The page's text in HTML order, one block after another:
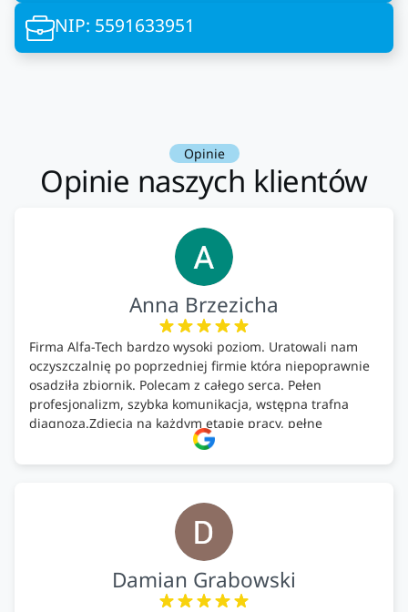
NIP: 5591633951
Opinie
Opinie naszych klientów
Anna Brzezicha
Firma Alfa-Tech bardzo wysoki poziom. Uratowali nam
oczyszczalnię po poprzedniej firmie która niepoprawnie
osadziła zbiornik. Polecam z całego serca. Pełen
profesjonalizm, szybka komunikacja, wstępna trafna
diagnoza.Zdjęcia na każdym etapie pracy, pełne
doradztwo.Dobrze wyszkoleni i znający się na rzeczy.
Podsumowując ekipa na wysokim poziomie, rzetelna.
Damian Grabowski